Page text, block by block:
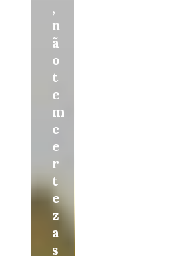
,
n
ã
o
t
e
m
c
e
r
t
e
z
a
s